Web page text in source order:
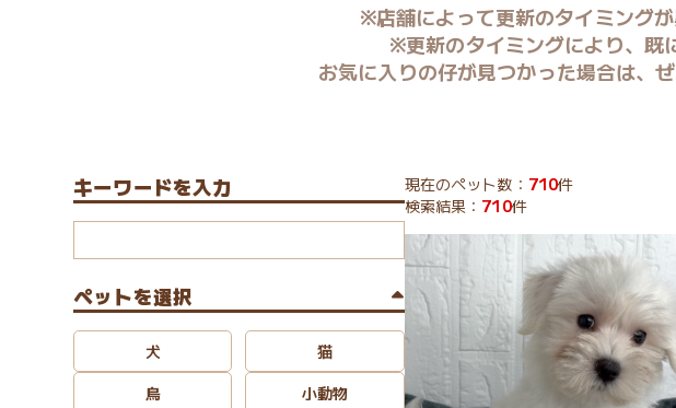
※店舗によって更新のタイミングが
※更新のタイミングにより、既
お気に入りの仔が見つかった場合は、
キーワードを入力
ペットを選択
犬
猫
鳥
小動物
現在のペット数： 710件
検索結果： 710件